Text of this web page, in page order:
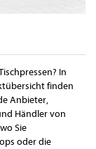
In
finden
Anbieter,
Händler von
Sie
oder die